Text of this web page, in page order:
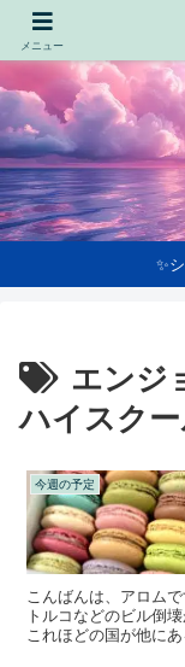
✨
エンジ
ハイスク
今週の予定
こんばんは、アロム
トルコなどのビル倒
これほどの国が他に
葉ｗｗｗｗｗ アメリ
メニュー